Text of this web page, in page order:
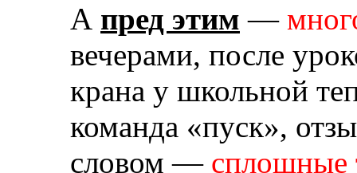
А пред этим —
вечерами, после
крана у школьной
команда «пуск»,
словом — сплошные